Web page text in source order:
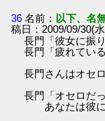
36 名前： 以下、名
稿日：2009/09/30(
長門「彼女に振
長門「疲れている
長門さんはオセ
長門「オセロだ
あなたは彼に